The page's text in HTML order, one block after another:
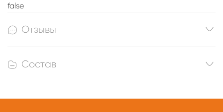
false
Отзывы
Состав